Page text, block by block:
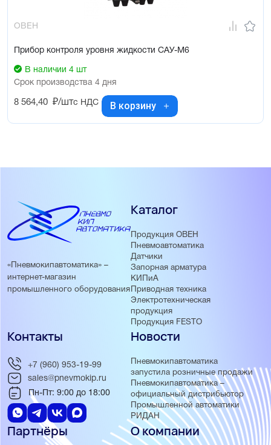
ОВЕН
Прибор контроля уровня жидкости САУ-М6
В наличии 4 шт
Срок производства 4 дня
8 564,40 ₽/штс НДС В корзину
«Пневмокипавтоматика» –
интернет-магазин
промышленного оборудования
Каталог
Продукция ОВЕН
Пневмоавтоматика
Датчики
Запорная арматура
КИПиА
Приводная техника
Электротехническая
продукция
Продукция FESTO
Новости
Пневмокипавтоматика
запустила розничные продажи
Пневмокипавтоматика –
официальный дистрибьютор
Промышленной автоматики
РИДАН
Партнёры О компании
Контакты
+7 (960) 953-19-99
sales@pnevmokip.ru
Пн-Пт: 9:00 до 18:00